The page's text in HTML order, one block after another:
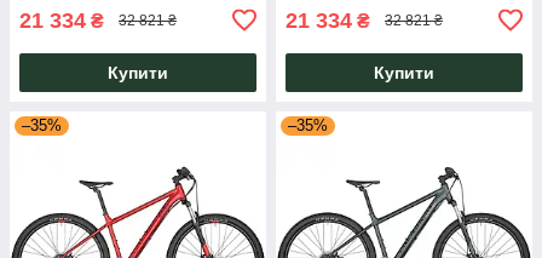
21 334 ₴ 32 821 ₴
Купити
21 334 ₴ 32 821 ₴
Купити
–35% –35%